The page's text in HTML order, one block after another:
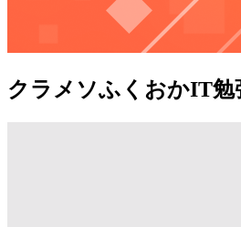
クラメソふくおかIT